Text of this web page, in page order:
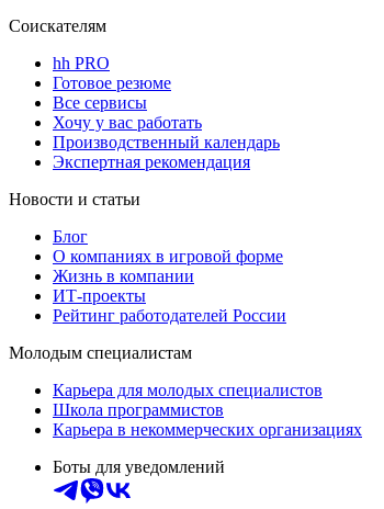
Соискателям
hh PRO
Готовое резюме
Все сервисы
Хочу у вас работать
Производственный календарь
Экспертная рекомендация
Новости и статьи
Блог
О компаниях в игровой форме
Жизнь в компании
ИТ-проекты
Рейтинг работодателей России
Молодым специалистам
Карьера для молодых специалистов
Школа программистов
Карьера в некоммерческих организациях
Боты для уведомлений